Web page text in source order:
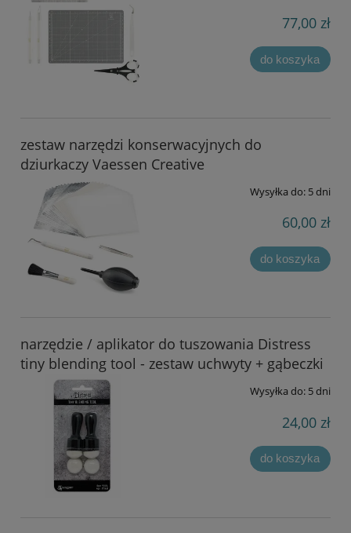
77,00 zł
do koszyka
zestaw narzędzi konserwacyjnych do
dziurkaczy Vaessen Creative
Wysyłka do: 5 dni
60,00 zł
do koszyka
narzędzie / aplikator do tuszowania Distress
tiny blending tool - zestaw uchwyty + gąbeczki
Wysyłka do: 5 dni
24,00 zł
do koszyka